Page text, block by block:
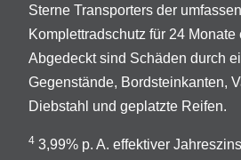
Sterne Transporters der
Komplettradschutz für 24 Monate
Abgedeckt sind Schäden durch
Gegenstände, Bordsteinkanten,
Diebstahl und geplatzte Reifen.
4 3,99% p. A. effektiver